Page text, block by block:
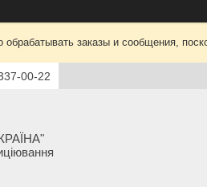
заказы и сообщения,
00-22